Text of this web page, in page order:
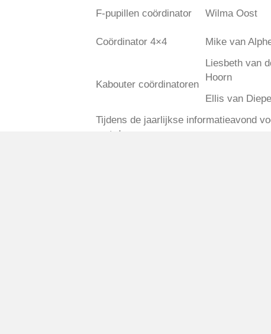
F-pupillen coördinator
Wilma Oost
Coördinator 4×4
Mike van
Kabouter coördinatoren
Liesbeth van
Hoorn
Ellis van
Tijdens de jaarlijkse informatieavond
met deze groep.